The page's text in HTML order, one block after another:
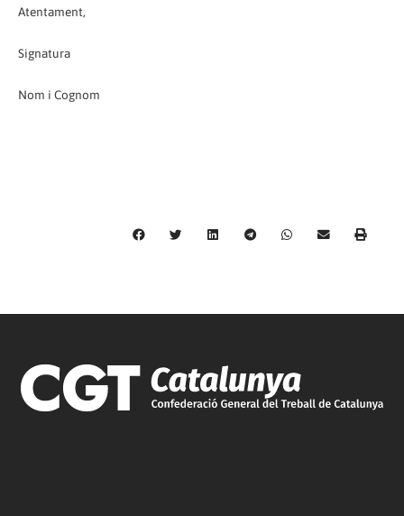
Atentament,
Signatura
Nom i Cognom